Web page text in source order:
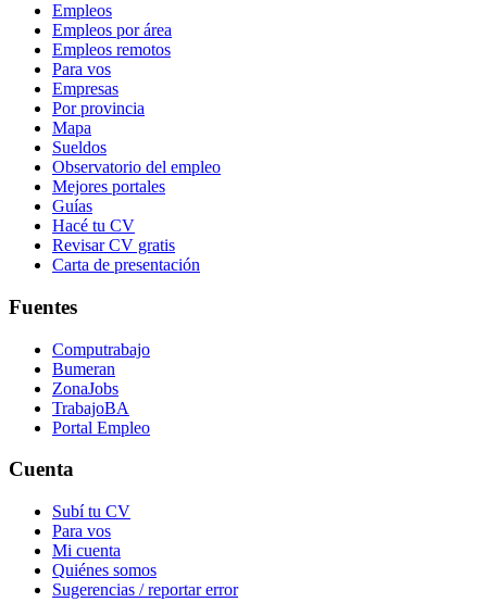
Empleos
Empleos por área
Empleos remotos
Para vos
Empresas
Por provincia
Mapa
Sueldos
Observatorio del empleo
Mejores portales
Guías
Hacé tu CV
Revisar CV gratis
Carta de presentación
Fuentes
Computrabajo
Bumeran
ZonaJobs
TrabajoBA
Portal Empleo
Cuenta
Subí tu CV
Para vos
Mi cuenta
Quiénes somos
Sugerencias / reportar error